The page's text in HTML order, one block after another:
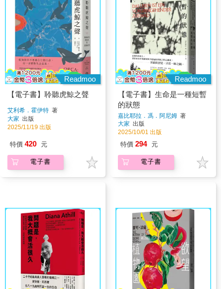
Readmoo
【電子書】聆聽虎鯨之聲
艾利希．霍伊特 著
大家 出版
2025/11/19 出版
特價 420 元
電子書
Readmoo
【電子書】生命是一種短暫
的狀態
嘉比耶拉．馮．阿尼姆 著
大家 出版
2025/10/01 出版
特價 294 元
電子書